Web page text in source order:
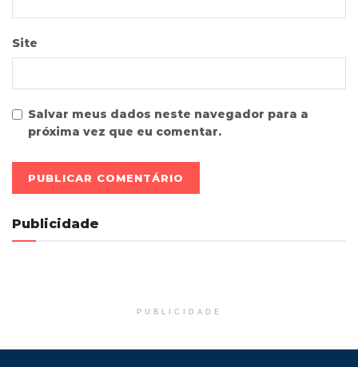
Site
Salvar meus dados neste navegador para a
próxima vez que eu comentar.
Publicidade
PUBLICIDADE